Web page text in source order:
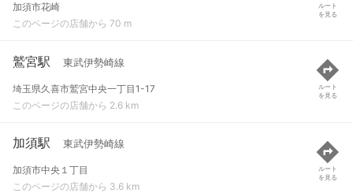
加須市花崎
このページの店舗から 70 m
ルート
を見る
鷲宮駅 東武伊勢崎線
埼玉県久喜市鷲宮中央一丁目1-17
このページの店舗から 2.6 km
ルート
を見る
加須駅 東武伊勢崎線
加須市中央１丁目
このページの店舗から 3.6 km
ルート
を見る